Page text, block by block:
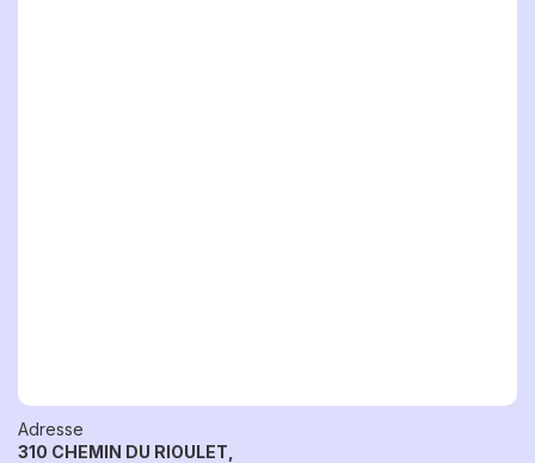
Adresse
310 CHEMIN DU RIOULET,